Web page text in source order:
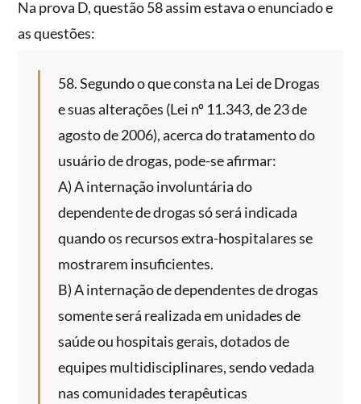
Na prova D, questão 58 assim estava o enunciado e
as questões:
58. Segundo o que consta na Lei de Drogas
e suas alterações (Lei nº 11.343, de 23 de
agosto de 2006), acerca do tratamento do
usuário de drogas, pode-se afirmar:
A) A internação involuntária do
dependente de drogas só será indicada
quando os recursos extra-hospitalares se
mostrarem insuficientes.
B) A internação de dependentes de drogas
somente será realizada em unidades de
saúde ou hospitais gerais, dotados de
equipes multidisciplinares, sendo vedada
nas comunidades terapêuticas